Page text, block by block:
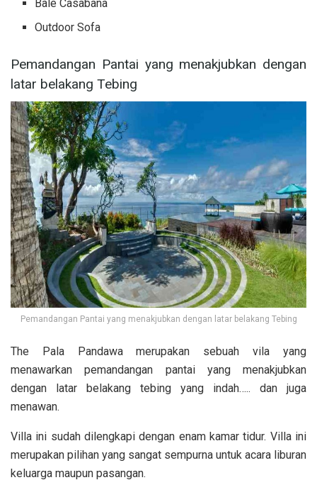
Bale Casabana
Outdoor Sofa
Pemandangan Pantai yang menakjubkan dengan
latar belakang Tebing
Pemandangan Pantai yang menakjubkan dengan latar belakang Tebing
The Pala Pandawa merupakan sebuah vila yang
menawarkan pemandangan pantai yang menakjubkan
dengan latar belakang tebing yang indah….. dan juga
menawan.
Villa ini sudah dilengkapi dengan enam kamar tidur. Villa ini
merupakan pilihan yang sangat sempurna untuk acara liburan
keluarga maupun pasangan.